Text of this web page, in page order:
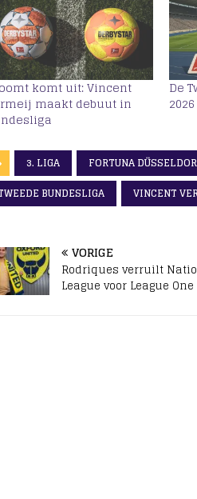
komt uit: Vincent
maakt debuut in
De
3. LIGA FORTUNA
BUNDESLIGA
VINCENT
VORIGE
Rodriques verruilt
League voor League One